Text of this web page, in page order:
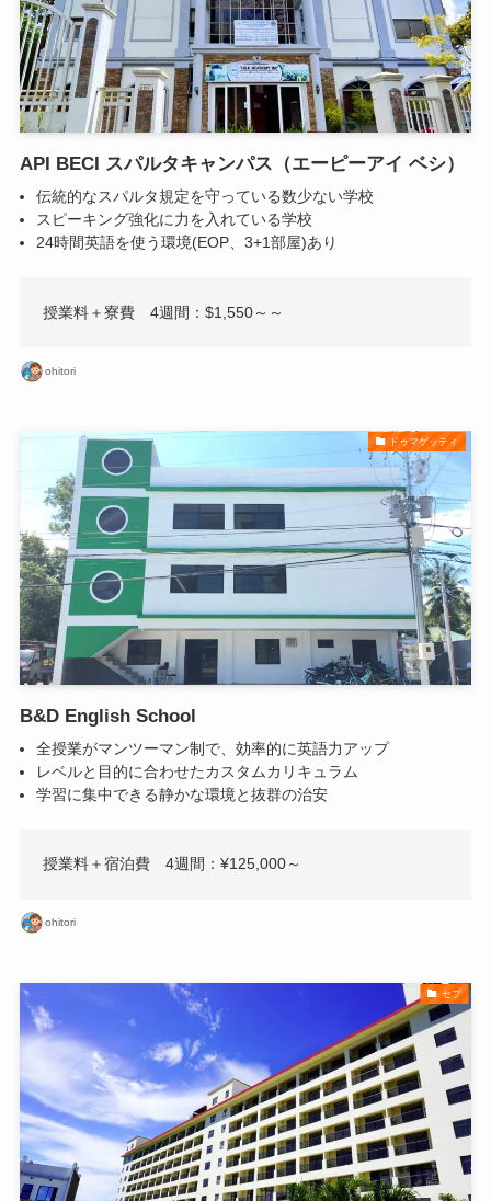
API BECI スパルタキャンパス（エーピーアイ ベシ）
伝統的なスパルタ規定を守っている数少ない学校
スピーキング強化に力を入れている学校
24時間英語を使う環境(EOP、3+1部屋)あり
授業料＋寮費 4週間：$1,550～～
ohitori
ドゥマゲッティ
B&D English School
全授業がマンツーマン制で、効率的に英語力アップ
レベルと目的に合わせたカスタムカリキュラム
学習に集中できる静かな環境と抜群の治安
授業料＋宿泊費 4週間：¥125,000～
ohitori
セブ